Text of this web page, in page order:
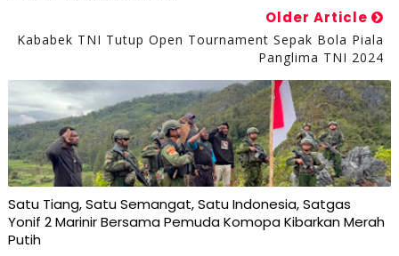
Older Article
Kababek TNI Tutup Open Tournament Sepak Bola Piala
Panglima TNI 2024
Satu Tiang, Satu Semangat, Satu Indonesia, Satgas
Yonif 2 Marinir Bersama Pemuda Komopa Kibarkan Merah
Putih